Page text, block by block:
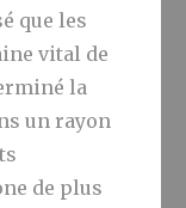
que les
vital de
la
un rayon
de plus